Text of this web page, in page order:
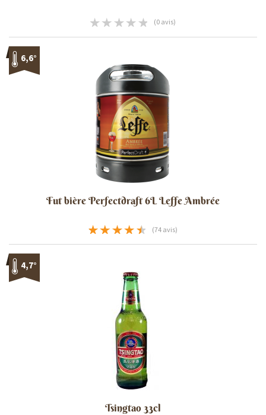
(0 avis)
6,6°
Fut bière Perfectdraft 6L Leffe Ambrée
(74 avis)
4,7°
Tsingtao 33cl